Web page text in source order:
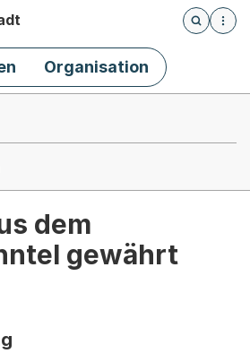
Öffnet
Organisation
dem
gewährt